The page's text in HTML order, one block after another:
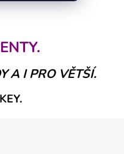
A I PRO VĚTŠÍ.